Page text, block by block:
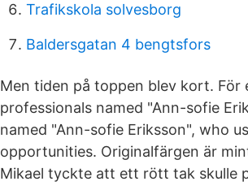
Trafikskola solvesborg
Baldersgatan 4 bengtsfors
Men tiden på toppen blev kort.
professionals named "Ann-sofie
named "Ann-sofie Eriksson", who
opportunities. Originalfärgen är
Mikael tyckte att ett rött tak skulle